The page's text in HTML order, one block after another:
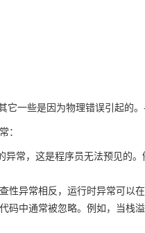
它一些是因为物理错误引起的。
：
常，这是程序员无法预见的
异常相反，运行时异常可以在
码中通常被忽略。例如，当栈